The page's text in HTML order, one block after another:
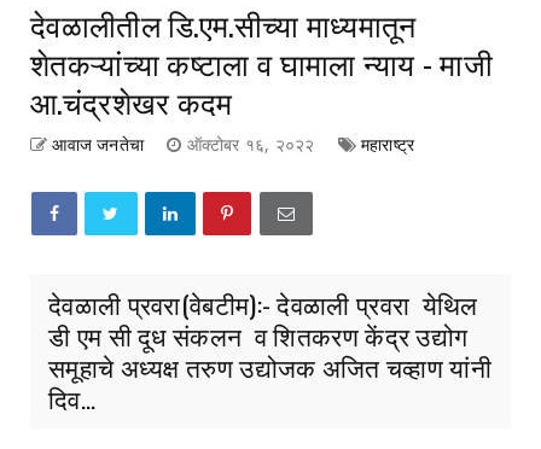
देवळालीतील डि.एम.सीच्या माध्यमातून
शेतकऱ्यांच्या कष्टाला व घामाला न्याय - माजी
आ.चंद्रशेखर कदम
आवाज जनतेचा ऑक्टोबर १६, २०२२ महाराष्ट्र
देवळाली प्रवरा(वेबटीम):- देवळाली प्रवरा येथिल
डी एम सी दूध संकलन व शितकरण केंद्र उद्योग
समूहाचे अध्यक्ष तरुण उद्योजक अजित चव्हाण यांनी
दिव...